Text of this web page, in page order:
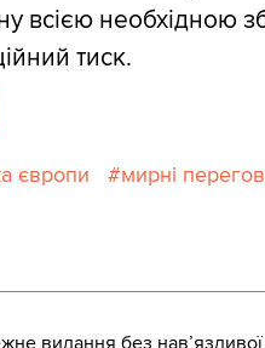
всією необхідною
тиск.
європи мирні